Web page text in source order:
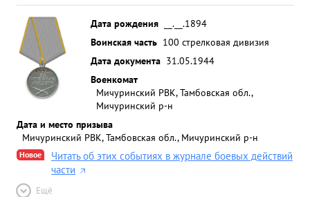
Дата рождения
__.__.1894
Воинская часть 100 стрелковая дивизия
Дата документа 31.05.1944
Военкомат
Мичуринский РВК, Тамбовская обл.,
Мичуринский р-н
Дата и место призыва
Мичуринский РВК, Тамбовская обл., Мичуринский р-н
Новое
Читать об этих событиях в журнале боевых действий
части
Ещё